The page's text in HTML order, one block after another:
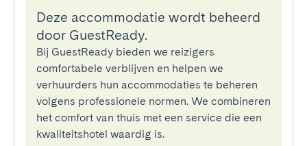
Deze accommodatie wordt beheerd
door GuestReady.
Bij GuestReady bieden we reizigers
comfortabele verblijven en helpen we
verhuurders hun accommodaties te beheren
volgens professionele normen. We combineren
het comfort van thuis met een service die een
kwaliteitshotel waardig is.